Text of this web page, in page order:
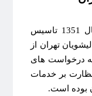
اتحادیه صنف قالیشویان تهران در سال 1351 تاسیس
تهران از
درخواست های
بر خدمات
بوده است.